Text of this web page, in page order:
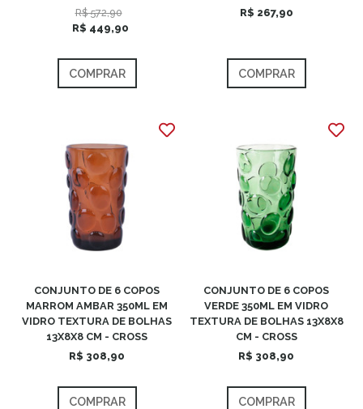
R$ 572,90
R$ 449,90
COMPRAR
R$ 267,90
COMPRAR
CONJUNTO DE 6 COPOS
MARROM AMBAR 350ML EM
VIDRO TEXTURA DE BOLHAS
13X8X8 CM - CROSS
R$ 308,90
COMPRAR
CONJUNTO DE 6 COPOS
VERDE 350ML EM VIDRO
TEXTURA DE BOLHAS 13X8X8
CM - CROSS
R$ 308,90
COMPRAR